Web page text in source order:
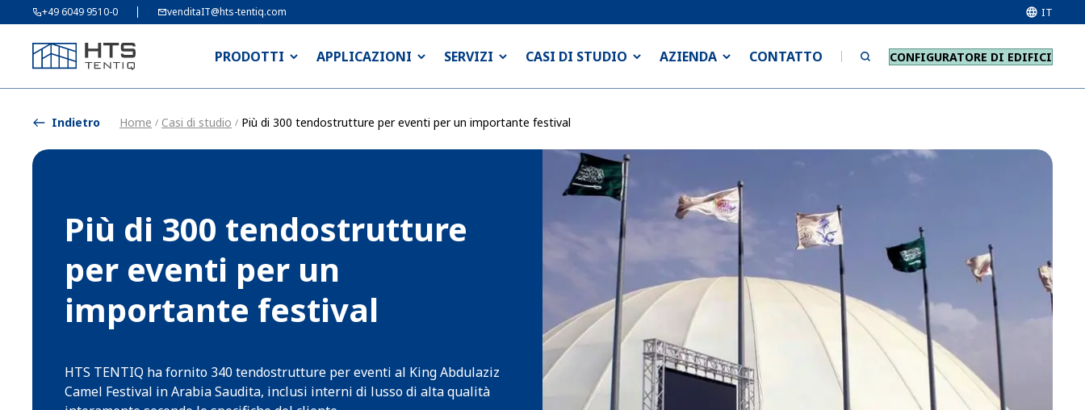
+49 6049 9510-0 venditaIT@hts-tentiq.com IT
PRODOTTI APPLICAZIONI SERVIZI CASI DI STUDIO AZIENDA CONTATTO CONFIGURATORE DI EDIFICI
Indietro Home / Casi di studio / Più di 300 tendostrutture per eventi per un importante festival
Più di 300 tendostrutture
per eventi per un
importante festival
HTS TENTIQ ha fornito 340 tendostrutture per eventi al King Abdulaziz
Camel Festival in Arabia Saudita, inclusi interni di lusso di alta qualità